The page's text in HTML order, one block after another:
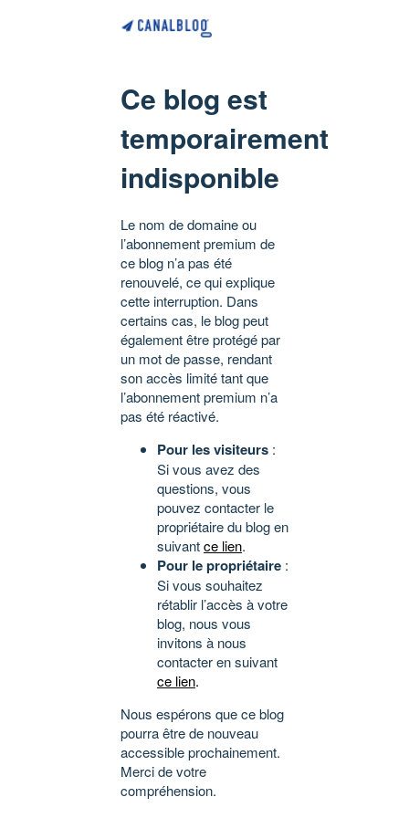
Ce blog est
temporairement
indisponible
Le nom de domaine ou
l’abonnement premium de
ce blog n’a pas été
renouvelé, ce qui explique
cette interruption. Dans
certains cas, le blog peut
également être protégé par
un mot de passe, rendant
son accès limité tant que
l’abonnement premium n’a
pas été réactivé.
Pour les visiteurs :
Si vous avez des
questions, vous
pouvez contacter le
propriétaire du blog en
suivantce lien.
Pour le propriétaire :
Si vous souhaitez
rétablir l’accès à votre
blog, nous vous
invitons à nous
contacter en suivant
ce lien.
Nous espérons que ce blog
pourra être de nouveau
accessible prochainement.
Merci de votre
compréhension.